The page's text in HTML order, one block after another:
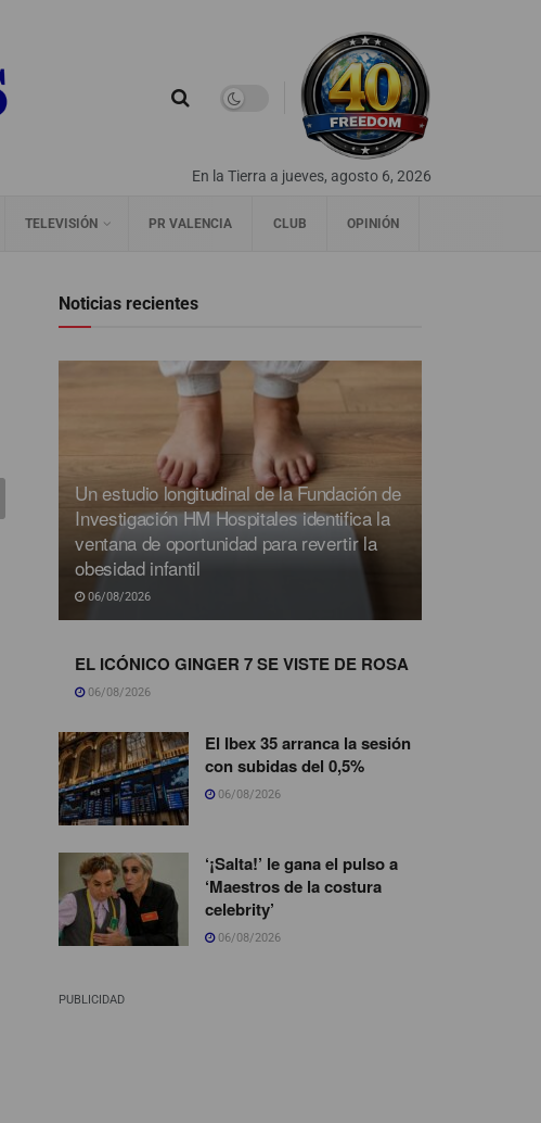
En la Tierra a jueves, agosto 6, 2026
TELEVISIÓN PR VALENCIA CLUB OPINIÓN
Noticias recientes
Un estudio longitudinal de la Fundación de
Investigación HM Hospitales identifica la
ventana de oportunidad para revertir la
obesidad infantil
06/08/2026
EL ICÓNICO GINGER 7 SE VISTE DE ROSA
06/08/2026
El Ibex 35 arranca la sesión
con subidas del 0,5%
06/08/2026
‘¡Salta!’ le gana el pulso a
‘Maestros de la costura
celebrity’
06/08/2026
PUBLICIDAD